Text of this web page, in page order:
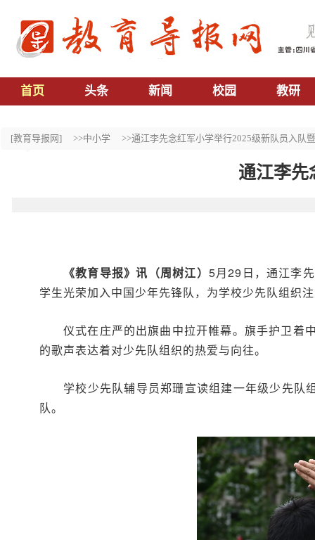
首页 头条 新闻 校园 教研
[教育导报网] >>中小学 >>通江李先念红军小学举行2025级新队员入队
通江李先
《教育导报》讯 （周树江） 5月29日，通江李
学生光荣加入中国少年先锋队，为学校少先队组织
仪式在庄严的出旗曲中拉开帷幕。旗手护卫着
的歌声表达着对少先队组织的热爱与向往。
学校少先队辅导员郑珊宣读组建一年级少先
队。